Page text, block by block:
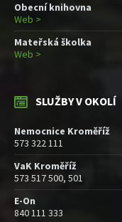
Obecní knihovna
Web >
Mateřská školka
Web >
SLUŽBY V OKOLÍ
Nemocnice Kroměříž
573 322 111
VaK Kroměříž
573 517 500, 501
E-On
840 111 333